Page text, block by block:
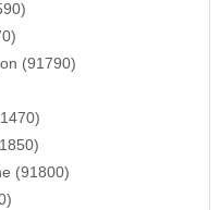
(91790)
(91800)